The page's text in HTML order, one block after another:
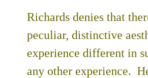
Richards denies that
peculiar, distinctive
experience different in
any other experience.